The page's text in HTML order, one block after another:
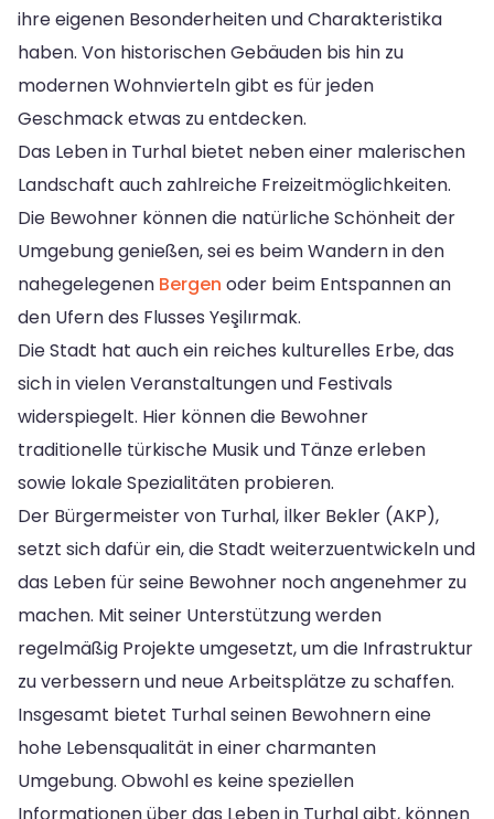
ihre eigenen Besonderheiten und Charakteristika
haben. Von historischen Gebäuden bis hin zu
modernen Wohnvierteln gibt es für jeden
Geschmack etwas zu entdecken.
Das Leben in Turhal bietet neben einer malerischen
Landschaft auch zahlreiche Freizeitmöglichkeiten.
Die Bewohner können die natürliche Schönheit der
Umgebung genießen, sei es beim Wandern in den
nahegelegenen Bergen oder beim Entspannen an
den Ufern des Flusses Yeşilırmak.
Die Stadt hat auch ein reiches kulturelles Erbe, das
sich in vielen Veranstaltungen und Festivals
widerspiegelt. Hier können die Bewohner
traditionelle türkische Musik und Tänze erleben
sowie lokale Spezialitäten probieren.
Der Bürgermeister von Turhal, İlker Bekler (AKP),
setzt sich dafür ein, die Stadt weiterzuentwickeln und
das Leben für seine Bewohner noch angenehmer zu
machen. Mit seiner Unterstützung werden
regelmäßig Projekte umgesetzt, um die Infrastruktur
zu verbessern und neue Arbeitsplätze zu schaffen.
Insgesamt bietet Turhal seinen Bewohnern eine
hohe Lebensqualität in einer charmanten
Umgebung. Obwohl es keine speziellen
Informationen über das Leben in Turhal gibt, können